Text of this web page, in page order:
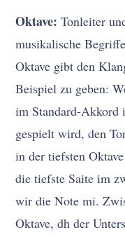
Oktave: Tonleiter
musikalische
Oktave gibt den
Beispiel zu geben:
im Standard-Akkord
gespielt wird, den
in der tiefsten
die tiefste Saite im
wir die Note mi.
Oktave, dh der